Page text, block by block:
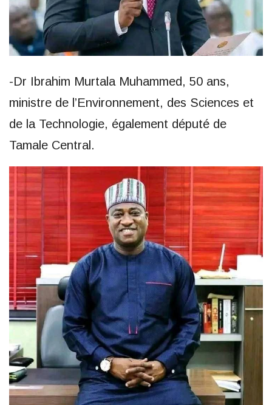
-Dr Ibrahim Murtala Muhammed, 50 ans,
ministre de l’Environnement, des Sciences et
de la Technologie, également député de
Tamale Central.